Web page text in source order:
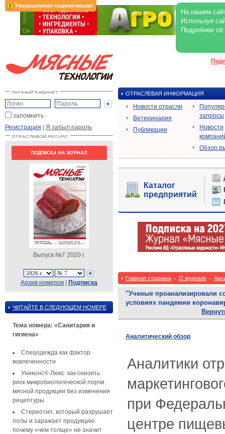
Уведомление подписчикам!
На нашем
Используя
Подробнее
запомнить
Регистрация | Я забыл пароль
ПОДПИСКА НА ЖУРНАЛ
Выпуск №7 2020 г.
Архив номеров | Подписка
ЧИТАЙТЕ В СЛЕДУЮЩЕМ НОМЕРЕ
Тема номера: «Санитария и
гигиена»
Спецодежда как фактор
вовлеченности
Униконс® Люкс: как снизить
риск микробиологической порчи
мясной продукции без изменения
рецептуры
Стереотип, который разрушает
полы и заражает продукцию:
почему «чем толще» не значит
ОТРАСЛЕВАЯ ИНФОРМАЦИЯ
Новости отрасли
Ветеринария
Публикации
запросы
Новости
Обзор
Каталог
предприятий
Главная страница О журнале
"Ученые проанализировали
условиях пандемии
Аналитический обзор
Аналитики
при
центре